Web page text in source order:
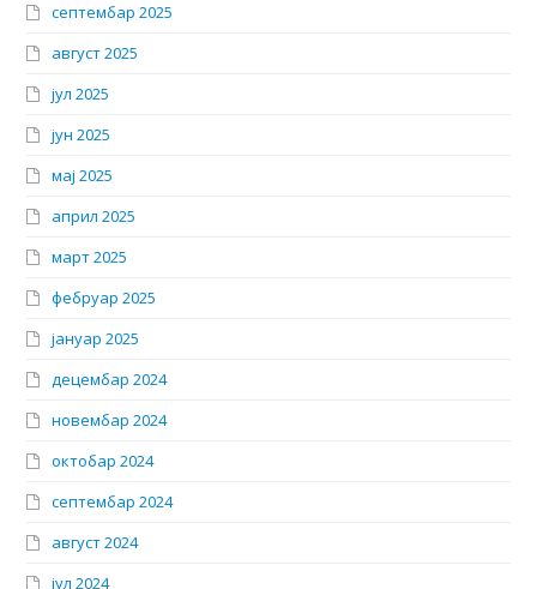
септембар 2025
август 2025
јул 2025
јун 2025
мај 2025
април 2025
март 2025
фебруар 2025
јануар 2025
децембар 2024
новембар 2024
октобар 2024
септембар 2024
август 2024
јул 2024